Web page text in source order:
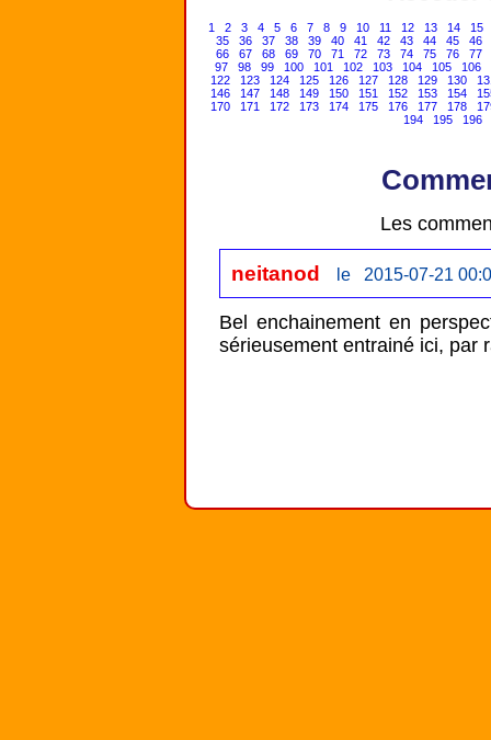
1 2 3 4 5 6 7 8 9 10 11 12 13 14
15
35
36 37 38 39 40 41 42 43 44 45
46
66
67 68 69 70 71 72 73 74 75 76
77
97
98 99 100 101 102 103 104 105
106
122
123 124 125 126 127 128 129 130
146
147 148 149 150 151 152 153 154
170
171 172 173 174 175 176 177 178
194
195 196
Les
neitanod le 2015-07-21
Bel enchainement en
sérieusement entrainé ici, par